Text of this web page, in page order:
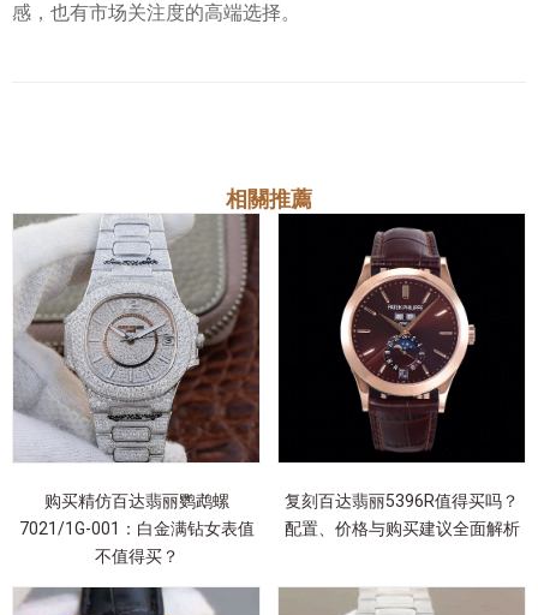
感，也有市场关注度的高端选择。
相關推薦
购买精仿百达翡丽鹦鹉螺
7021/1G-001：白金满钻女表值
不值得买？
复刻百达翡丽5396R值得买吗？
配置、价格与购买建议全面解析